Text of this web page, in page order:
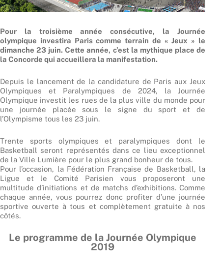
Pour la troisième année consécutive, la Journée
olympique investira Paris comme terrain de « Jeux » le
dimanche 23 juin. Cette année, c’est la mythique place de
la Concorde qui accueillera la manifestation.
Depuis le lancement de la candidature de Paris aux Jeux
Olympiques et Paralympiques de 2024, la Journée
Olympique investit les rues de la plus ville du monde pour
une journée placée sous le signe du sport et de
l’Olympisme tous les 23 juin.
Trente sports olympiques et paralympiques dont le
Basketball seront représentés dans ce lieu exceptionnel
de la Ville Lumière pour le plus grand bonheur de tous.
Pour l’occasion, la Fédération Française de Basketball, la
Ligue et le Comité Parisien vous proposeront une
multitude d’initiations et de matchs d’exhibitions. Comme
chaque année, vous pourrez donc profiter d’une journée
sportive ouverte à tous et complètement gratuite à nos
côtés.
Le programme de la Journée Olympique
2019